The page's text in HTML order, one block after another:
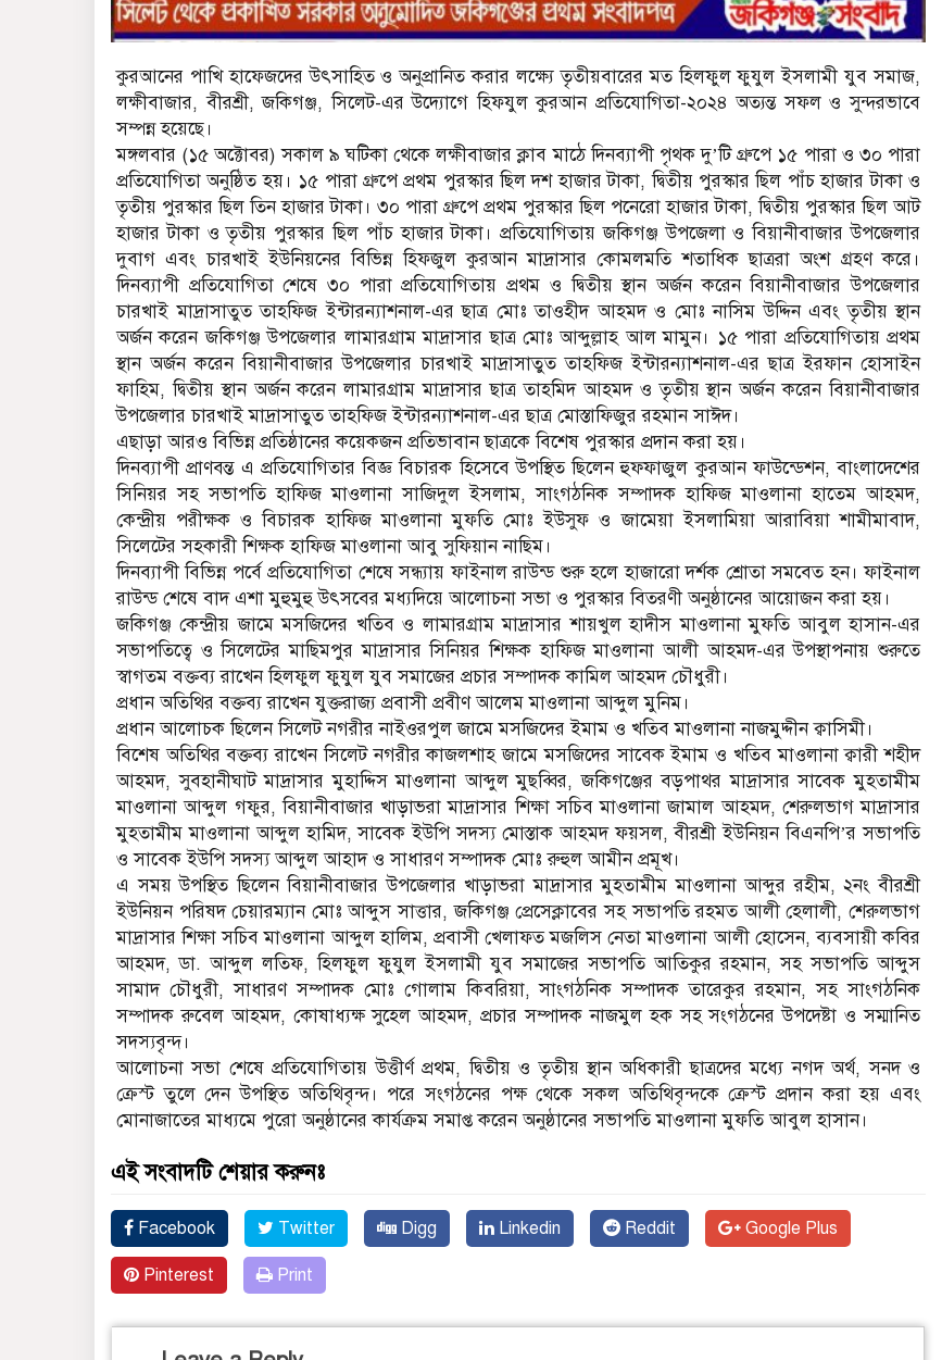
কুরআনের পাখি হাফেজদের উৎসাহিত ও অনুপ্রানিত করার লক্ষ্যে তৃতীয়বারের মত হিলফুল ফুযুল ইসলামী যুব সমাজ,
লক্ষীবাজার, বীরশ্রী, জকিগঞ্জ, সিলেট-এর উদ্যোগে হিফযুল কুরআন প্রতিযোগিতা-২০২৪ অত্যন্ত সফল ও সুন্দরভাবে
সম্পন্ন হয়েছে।
মঙ্গলবার (১৫ অক্টোবর) সকাল ৯ ঘটিকা থেকে লক্ষীবাজার ক্লাব মাঠে দিনব্যাপী পৃথক দু’টি গ্রুপে ১৫ পারা ও ৩০ পারা
প্রতিযোগিতা অনুষ্ঠিত হয়। ১৫ পারা গ্রুপে প্রথম পুরস্কার ছিল দশ হাজার টাকা, দ্বিতীয় পুরস্কার ছিল পাঁচ হাজার টাকা ও
তৃতীয় পুরস্কার ছিল তিন হাজার টাকা। ৩০ পারা গ্রুপে প্রথম পুরস্কার ছিল পনেরো হাজার টাকা, দ্বিতীয় পুরস্কার ছিল আট
হাজার টাকা ও তৃতীয় পুরস্কার ছিল পাঁচ হাজার টাকা। প্রতিযোগিতায় জকিগঞ্জ উপজেলা ও বিয়ানীবাজার উপজেলার
দুবাগ এবং চারখাই ইউনিয়নের বিভিন্ন হিফজুল কুরআন মাদ্রাসার কোমলমতি শতাধিক ছাত্ররা অংশ গ্রহণ করে।
দিনব্যাপী প্রতিযোগিতা শেষে ৩০ পারা প্রতিযোগিতায় প্রথম ও দ্বিতীয় স্থান অর্জন করেন বিয়ানীবাজার উপজেলার
চারখাই মাদ্রাসাতুত তাহফিজ ইন্টারন্যাশনাল-এর ছাত্র মোঃ তাওহীদ আহমদ ও মোঃ নাসিম উদ্দিন এবং তৃতীয় স্থান
অর্জন করেন জকিগঞ্জ উপজেলার লামারগ্রাম মাদ্রাসার ছাত্র মোঃ আব্দুল্লাহ আল মামুন। ১৫ পারা প্রতিযোগিতায় প্রথম
স্থান অর্জন করেন বিয়ানীবাজার উপজেলার চারখাই মাদ্রাসাতুত তাহফিজ ইন্টারন্যাশনাল-এর ছাত্র ইরফান হোসাইন
ফাহিম, দ্বিতীয় স্থান অর্জন করেন লামারগ্রাম মাদ্রাসার ছাত্র তাহমিদ আহমদ ও তৃতীয় স্থান অর্জন করেন বিয়ানীবাজার
উপজেলার চারখাই মাদ্রাসাতুত তাহফিজ ইন্টারন্যাশনাল-এর ছাত্র মোস্তাফিজুর রহমান সাঈদ।
এছাড়া আরও বিভিন্ন প্রতিষ্ঠানের কয়েকজন প্রতিভাবান ছাত্রকে বিশেষ পুরস্কার প্রদান করা হয়।
দিনব্যাপী প্রাণবন্ত এ প্রতিযোগিতার বিজ্ঞ বিচারক হিসেবে উপস্থিত ছিলেন হুফ্ফাজুল কুরআন ফাউন্ডেশন, বাংলাদেশের
সিনিয়র সহ সভাপতি হাফিজ মাওলানা সাজিদুল ইসলাম, সাংগঠনিক সম্পাদক হাফিজ মাওলানা হাতেম আহমদ,
কেন্দ্রীয় পরীক্ষক ও বিচারক হাফিজ মাওলানা মুফতি মোঃ ইউসুফ ও জামেয়া ইসলামিয়া আরাবিয়া শামীমাবাদ,
সিলেটের সহকারী শিক্ষক হাফিজ মাওলানা আবু সুফিয়ান নাছিম।
দিনব্যাপী বিভিন্ন পর্বে প্রতিযোগিতা শেষে সন্ধ্যায় ফাইনাল রাউন্ড শুরু হলে হাজারো দর্শক শ্রোতা সমবেত হন। ফাইনাল
রাউন্ড শেষে বাদ এশা মুহুমুহু উৎসবের মধ্যদিয়ে আলোচনা সভা ও পুরস্কার বিতরণী অনুষ্ঠানের আয়োজন করা হয়।
জকিগঞ্জ কেন্দ্রীয় জামে মসজিদের খতিব ও লামারগ্রাম মাদ্রাসার শায়খুল হাদীস মাওলানা মুফতি আবুল হাসান-এর
সভাপতিত্বে ও সিলেটের মাছিমপুর মাদ্রাসার সিনিয়র শিক্ষক হাফিজ মাওলানা আলী আহমদ-এর উপস্থাপনায় শুরুতে
স্বাগতম বক্তব্য রাখেন হিলফুল ফুযুল যুব সমাজের প্রচার সম্পাদক কামিল আহমদ চৌধুরী।
প্রধান অতিথির বক্তব্য রাখেন যুক্তরাজ্য প্রবাসী প্রবীণ আলেম মাওলানা আব্দুল মুনিম।
প্রধান আলোচক ছিলেন সিলেট নগরীর নাইওরপুল জামে মসজিদের ইমাম ও খতিব মাওলানা নাজমুদ্দীন ক্বাসিমী।
বিশেষ অতিথির বক্তব্য রাখেন সিলেট নগরীর কাজলশাহ জামে মসজিদের সাবেক ইমাম ও খতিব মাওলানা ক্বারী শহীদ
আহমদ, সুবহানীঘাট মাদ্রাসার মুহাদ্দিস মাওলানা আব্দুল মুছব্বির, জকিগঞ্জের বড়পাথর মাদ্রাসার সাবেক মুহতামীম
মাওলানা আব্দুল গফুর, বিয়ানীবাজার খাড়াভরা মাদ্রাসার শিক্ষা সচিব মাওলানা জামাল আহমদ, শেরুলভাগ মাদ্রাসার
মুহতামীম মাওলানা আব্দুল হামিদ, সাবেক ইউপি সদস্য মোস্তাক আহমদ ফয়সল, বীরশ্রী ইউনিয়ন বিএনপি’র সভাপতি
ও সাবেক ইউপি সদস্য আব্দুল আহাদ ও সাধারণ সম্পাদক মোঃ রুহুল আমীন প্রমূখ।
এ সময় উপস্থিত ছিলেন বিয়ানীবাজার উপজেলার খাড়াভরা মাদ্রাসার মুহতামীম মাওলানা আব্দুর রহীম, ২নং বীরশ্রী
ইউনিয়ন পরিষদ চেয়ারম্যান মোঃ আব্দুস সাত্তার, জকিগঞ্জ প্রেসেক্লাবের সহ সভাপতি রহমত আলী হেলালী, শেরুলভাগ
মাদ্রাসার শিক্ষা সচিব মাওলানা আব্দুল হালিম, প্রবাসী খেলাফত মজলিস নেতা মাওলানা আলী হোসেন, ব্যবসায়ী কবির
আহমদ, ডা. আব্দুল লতিফ, হিলফুল ফুযুল ইসলামী যুব সমাজের সভাপতি আতিকুর রহমান, সহ সভাপতি আব্দুস
সামাদ চৌধুরী, সাধারণ সম্পাদক মোঃ গোলাম কিবরিয়া, সাংগঠনিক সম্পাদক তারেকুর রহমান, সহ সাংগঠনিক
সম্পাদক রুবেল আহমদ, কোষাধ্যক্ষ সুহেল আহমদ, প্রচার সম্পাদক নাজমুল হক সহ সংগঠনের উপদেষ্টা ও সম্মানিত
সদস্যবৃন্দ।
আলোচনা সভা শেষে প্রতিযোগিতায় উত্তীর্ণ প্রথম, দ্বিতীয় ও তৃতীয় স্থান অধিকারী ছাত্রদের মধ্যে নগদ অর্থ, সনদ ও
ক্রেস্ট তুলে দেন উপস্থিত অতিথিবৃন্দ। পরে সংগঠনের পক্ষ থেকে সকল অতিথিবৃন্দকে ক্রেস্ট প্রদান করা হয় এবং
মোনাজাতের মাধ্যমে পুরো অনুষ্ঠানের কার্যক্রম সমাপ্ত করেন অনুষ্ঠানের সভাপতি মাওলানা মুফতি আবুল হাসান।
এই সংবাদটি শেয়ার করুনঃ
Facebook Twitter Digg Linkedin Reddit Google Plus
Pinterest Print